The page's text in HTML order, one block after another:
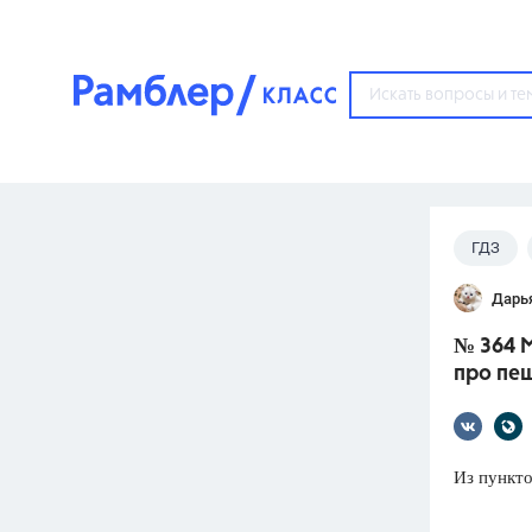
Популярные темы
ГДЗ
ОГЭ
ГДЗ
№ 364
про
Из